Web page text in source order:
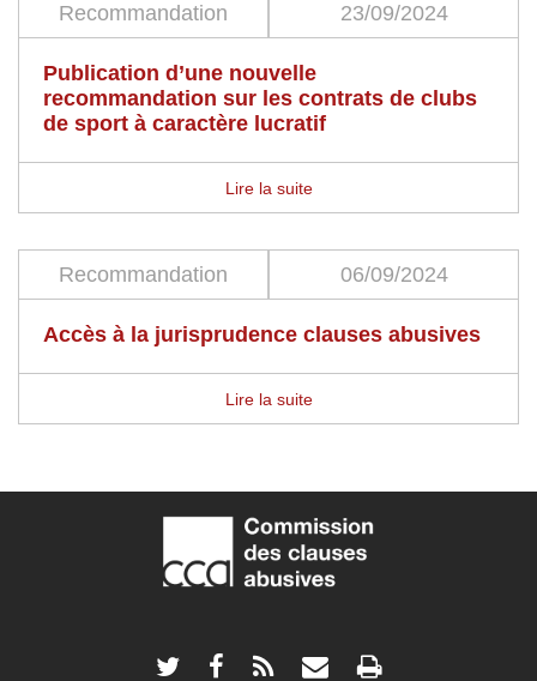
Recommandation 23/09/2024
Publication d’une nouvelle
recommandation sur les contrats de clubs
de sport à caractère lucratif
Lire la suite
Recommandation 06/09/2024
Accès à la jurisprudence clauses abusives
Lire la suite